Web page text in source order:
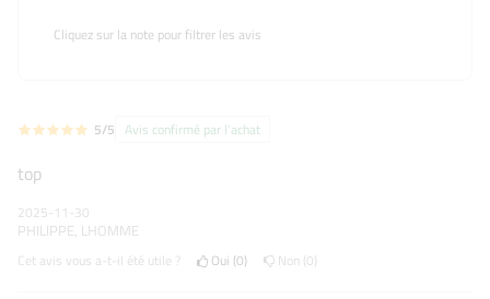
Cliquez sur la note pour filtrer les avis
5/5 Avis confirmé par l'achat
top
2025-11-30
PHILIPPE, LHOMME
Cet avis vous a-t-il été utile ? Oui 0 Non 0